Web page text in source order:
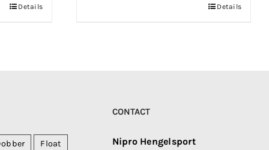
Details
Details
Float
CONTACT
Nipro Hengelsport